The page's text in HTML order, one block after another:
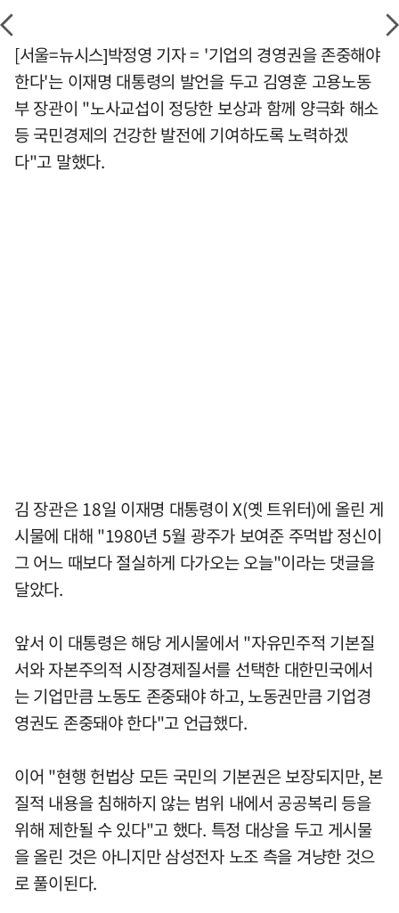
[서울=뉴시스]박정영 기자 = '기업의 경영권을 존중해야
한다'는 이재명 대통령의 발언을 두고 김영훈 고용노동
부 장관이 "노사교섭이 정당한 보상과 함께 양극화 해소
등 국민경제의 건강한 발전에 기여하도록 노력하겠
다"고 말했다.
김 장관은 18일 이재명 대통령이 X(옛 트위터)에 올린 게
시물에 대해 "1980년 5월 광주가 보여준 주먹밥 정신이
그 어느 때보다 절실하게 다가오는 오늘"이라는 댓글을
달았다.
앞서 이 대통령은 해당 게시물에서 "자유민주적 기본질
서와 자본주의적 시장경제질서를 선택한 대한민국에서
는 기업만큼 노동도 존중돼야 하고, 노동권만큼 기업경
영권도 존중돼야 한다"고 언급했다.
이어 "현행 헌법상 모든 국민의 기본권은 보장되지만, 본
질적 내용을 침해하지 않는 범위 내에서 공공복리 등을
위해 제한될 수 있다"고 했다. 특정 대상을 두고 게시물
을 올린 것은 아니지만 삼성전자 노조 측을 겨냥한 것으
로 풀이된다.